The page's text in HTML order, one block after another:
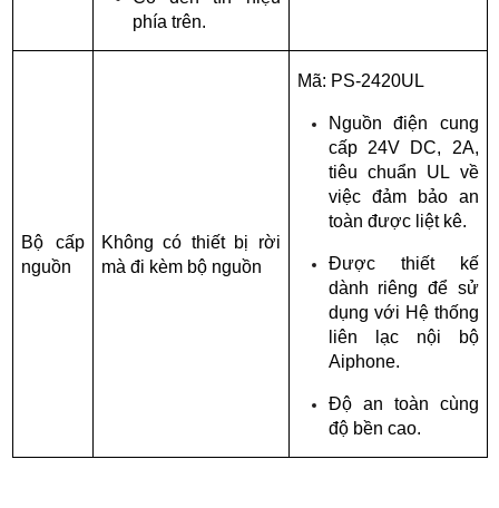
phía trên.
Bộ cấp
nguồn
Không có thiết bị rời
mà đi kèm bộ nguồn
Mã: PS-2420UL
Nguồn điện cung
cấp 24V DC, 2A,
tiêu chuẩn UL về
việc đảm bảo an
toàn được liệt kê.
Được thiết kế
dành riêng để sử
dụng với Hệ thống
liên lạc nội bộ
Aiphone.
Độ an toàn cùng
độ bền cao.